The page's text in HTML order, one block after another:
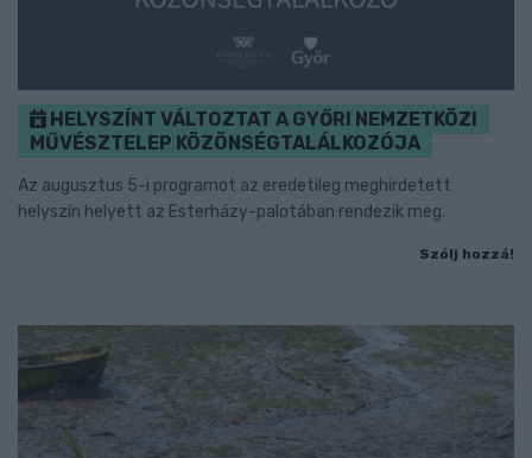
HELYSZÍNT VÁLTOZTAT A GYŐRI NEMZETKÖZI
MŰVÉSZTELEP KÖZÖNSÉGTALÁLKOZÓJA
Az augusztus 5-i programot az eredetileg meghirdetett
helyszín helyett az Esterházy-palotában rendezik meg.
Szólj hozzá!